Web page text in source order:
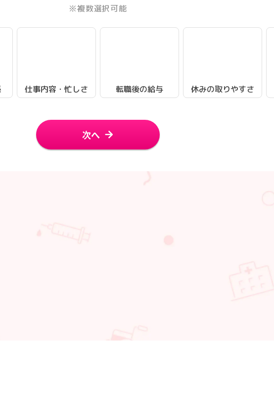
※複数選択可能
仕事内容・忙しさ 転職後の給与 休みの取りやすさ
次へ